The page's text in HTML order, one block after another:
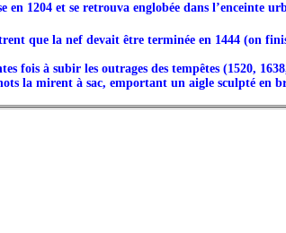
1204 et se retrouva englobée dans l’enceinte
que la nef devait être terminée en 1444 (on
fois à subir les outrages des tempêtes (1520,
la mirent à sac, emportant un aigle sculpté